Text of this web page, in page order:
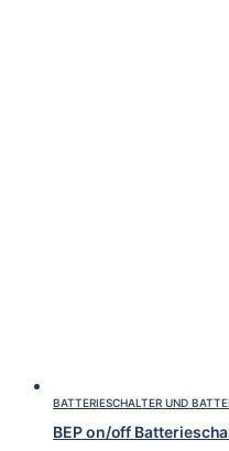
BATTERIESCHALTER UND
BEP on/off